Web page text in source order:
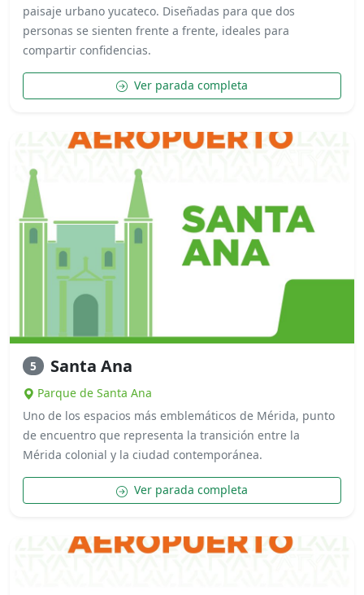
paisaje urbano yucateco. Diseñadas para que dos
personas se sienten frente a frente, ideales para
compartir confidencias.
Ver parada completa
5 Santa Ana
Parque de Santa Ana
Uno de los espacios más emblemáticos de Mérida, punto
de encuentro que representa la transición entre la
Mérida colonial y la ciudad contemporánea.
Ver parada completa